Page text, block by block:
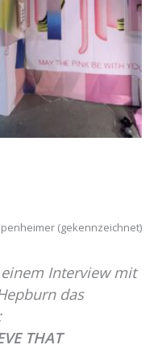
Oppenheimer
(gekennzeichnet)
Interview mit
das
THAT